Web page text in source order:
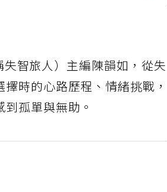
智旅人）主編陳韻如，從失
時的心路歷程、情緒挑戰，
孤單與無助。